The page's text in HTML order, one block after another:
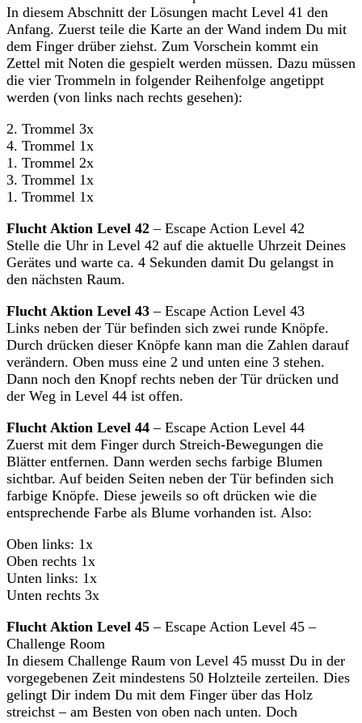
In diesem Abschnitt der Lösungen macht Level 41 den
Anfang. Zuerst teile die Karte an der Wand indem Du mit
dem Finger drüber ziehst. Zum Vorschein kommt ein
Zettel mit Noten die gespielt werden müssen. Dazu müssen
die vier Trommeln in folgender Reihenfolge angetippt
werden (von links nach rechts gesehen):
2. Trommel 3x
4. Trommel 1x
1. Trommel 2x
3. Trommel 1x
1. Trommel 1x
Flucht Aktion Level 42 – Escape Action Level 42
Stelle die Uhr in Level 42 auf die aktuelle Uhrzeit Deines
Gerätes und warte ca. 4 Sekunden damit Du gelangst in
den nächsten Raum.
Flucht Aktion Level 43 – Escape Action Level 43
Links neben der Tür befinden sich zwei runde Knöpfe.
Durch drücken dieser Knöpfe kann man die Zahlen darauf
verändern. Oben muss eine 2 und unten eine 3 stehen.
Dann noch den Knopf rechts neben der Tür drücken und
der Weg in Level 44 ist offen.
Flucht Aktion Level 44 – Escape Action Level 44
Zuerst mit dem Finger durch Streich-Bewegungen die
Blätter entfernen. Dann werden sechs farbige Blumen
sichtbar. Auf beiden Seiten neben der Tür befinden sich
farbige Knöpfe. Diese jeweils so oft drücken wie die
entsprechende Farbe als Blume vorhanden ist. Also:
Oben links: 1x
Oben rechts 1x
Unten links: 1x
Unten rechts 3x
Flucht Aktion Level 45 – Escape Action Level 45 –
Challenge Room
In diesem Challenge Raum von Level 45 musst Du in der
vorgegebenen Zeit mindestens 50 Holzteile zerteilen. Dies
gelingt Dir indem Du mit dem Finger über das Holz
streichst – am Besten von oben nach unten. Doch